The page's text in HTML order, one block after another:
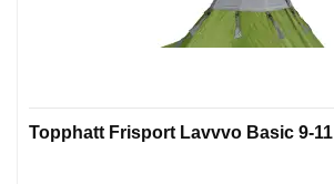
Topphatt Frisport Lavvvo Basic 9-11